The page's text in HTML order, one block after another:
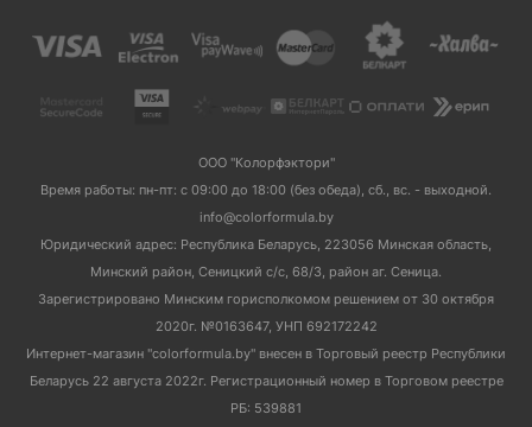
ООО "Колорфэктори"
Время работы: пн-пт: с 09:00 до 18:00 (без обеда), сб., вс. - выходной.
info@colorformula.by
Юридический адрес: Республика Беларусь, 223056 Минская область,
Минский район, Сеницкий с/с, 68/3, район аг. Сеница.
Зарегистрировано Минским горисполкомом решением от 30 октября
2020г. №0163647, УНП 692172242
Интернет-магазин "colorformula.by" внесен в Торговый реестр Республики
Беларусь 22 августа 2022г. Регистрационный номер в Торговом реестре
РБ: 539881